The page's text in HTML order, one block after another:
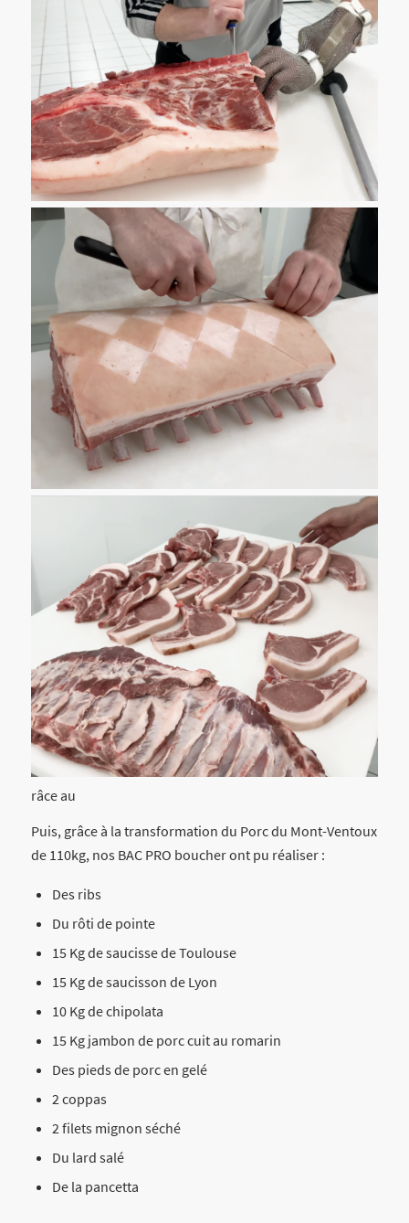
râce au
Puis, grâce à la transformation du Porc du Mont-Ventoux
de 110kg, nos BAC PRO boucher ont pu réaliser :
Des ribs
Du rôti de pointe
15 Kg de saucisse de Toulouse
15 Kg de saucisson de Lyon
10 Kg de chipolata
15 Kg jambon de porc cuit au romarin
Des pieds de porc en gelé
2 coppas
2 filets mignon séché
Du lard salé
De la pancetta